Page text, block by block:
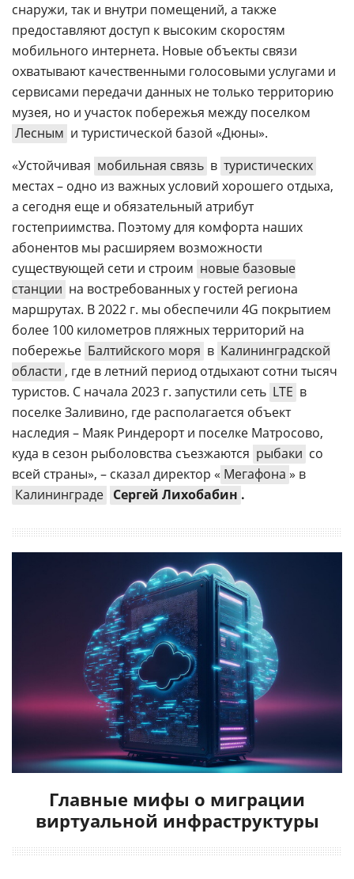
снаружи, так и внутри помещений, а также
предоставляют доступ к высоким скоростям
мобильного интернета. Новые объекты связи
охватывают качественными голосовыми услугами и
сервисами передачи данных не только территорию
музея, но и участок побережья между поселком
Лесным и туристической базой «Дюны».
«Устойчивая мобильная связь в туристических
местах – одно из важных условий хорошего отдыха,
а сегодня еще и обязательный атрибут
гостеприимства. Поэтому для комфорта наших
абонентов мы расширяем возможности
существующей сети и строим новые базовые
станции на востребованных у гостей региона
маршрутах. В 2022 г. мы обеспечили 4G покрытием
более 100 километров пляжных территорий на
побережье Балтийского моря в Калининградской
области , где в летний период отдыхают сотни тысяч
туристов. С начала 2023 г. запустили сеть LTE в
поселке Заливино, где располагается объект
наследия – Маяк Риндерорт и поселке Матросово,
куда в сезон рыболовства съезжаются рыбаки со
всей страны», – сказал директор « Мегафона » в
Калининграде Сергей Лихобабин .
Главные мифы о миграции
виртуальной инфраструктуры